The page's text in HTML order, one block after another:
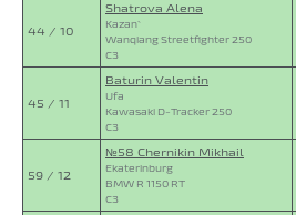
44 / 10
Shatrova Alena
Kazan`
Wanqiang Streetfighter 250
C3
45 / 11
Baturin Valentin
Ufa
Kawasaki D-Tracker 250
C3
59 / 12
№58 Chernikin Mikhail
Ekaterinburg
BMW R 1150 RT
C3